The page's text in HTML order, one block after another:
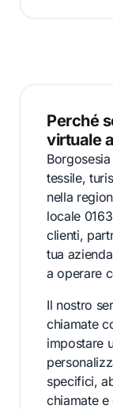
Perché
virtuale
tessile,
nella
locale
clienti,
tua
a operare
Il nostro
chiamate
impostare
specifici,
chiamate